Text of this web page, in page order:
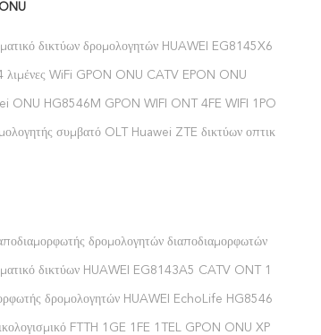
δικτύων δρομολογητών HUAWEI EG8145X6
4 λιμένες WiFi GPON ONU CATV EPON ONU
ONU HG8546M GPON WIFI ONT 4FE WIFI 1POT
συμβατό OLT Huawei ZTE δικτύων οπτικών
δρομολογητών διαποδιαμορφωτών
δικτύων HUAWEI EG8143A5 CATV ONT 1GE
δρομολογητών HUAWEI EchoLife HG8546M
FTTH 1GE 1FE 1TEL GPON ONU XPON